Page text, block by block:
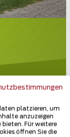
platzieren, um
anzuzeigen
bieten. Für weitere
öffnen Sie die